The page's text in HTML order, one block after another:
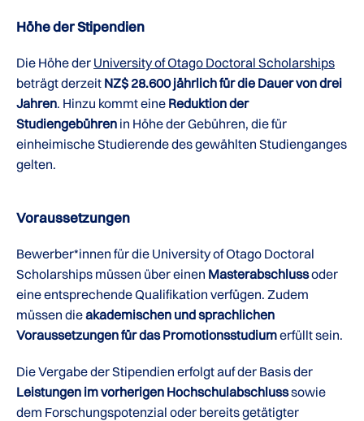
Höhe der Stipendien
Die Höhe der University of Otago Doctoral Scholarships
beträgt derzeit NZ$ 28.600 jährlich für die Dauer von drei
Jahren. Hinzu kommt eine Reduktion der
Studiengebühren in Höhe der Gebühren, die für
einheimische Studierende des gewählten Studienganges
gelten.
Voraussetzungen
Bewerber*innen für die University of Otago Doctoral
Scholarships müssen über einen Masterabschlussoder
eine entsprechende Qualifikation verfügen. Zudem
müssen dieakademischen und sprachlichen
Voraussetzungen für das Promotionsstudiumerfüllt sein.
Die Vergabe der Stipendien erfolgt auf der Basis der
Leistungen im vorherigen Hochschulabschlusssowie
dem Forschungspotenzial oder bereits getätigter